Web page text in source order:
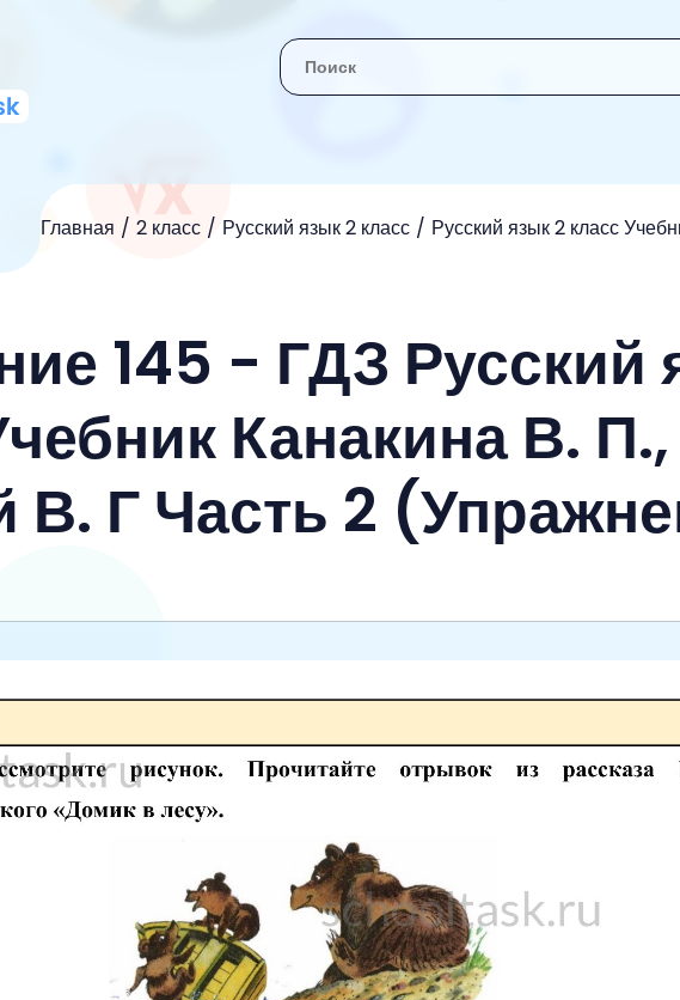
Главная 2 класс Русский язык 2 класс Русский язык 2 класс
145 - ГДЗ Русский
Канакина В. П.,
В. Г Часть 2